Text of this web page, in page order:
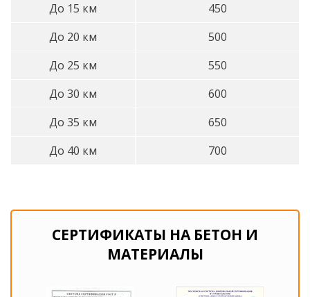
До 15 км
450
До 20 км
500
До 25 км
550
До 30 км
600
До 35 км
650
До 40 км
700
СЕРТИФИКАТЫ НА БЕТОН И
МАТЕРИАЛЫ